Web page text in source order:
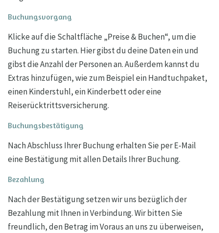
Buchungsvorgang
Klicke auf die Schaltfläche „Preise & Buchen“, um die
Buchung zu starten. Hier gibst du deine Daten ein und
gibst die Anzahl der Personen an. Außerdem kannst du
Extras hinzufügen, wie zum Beispiel ein Handtuchpaket,
einen Kinderstuhl, ein Kinderbett oder eine
Reiserücktrittsversicherung.
Buchungsbestätigung
Nach Abschluss Ihrer Buchung erhalten Sie per E-Mail
eine Bestätigung mit allen Details Ihrer Buchung.
Bezahlung
Nach der Bestätigung setzen wir uns bezüglich der
Bezahlung mit Ihnen in Verbindung. Wir bitten Sie
freundlich, den Betrag im Voraus an uns zu überweisen,